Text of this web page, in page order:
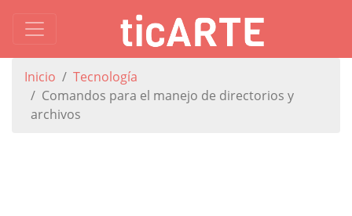
Inicio
Tecnología
Comandos para el manejo de directorios y
archivos